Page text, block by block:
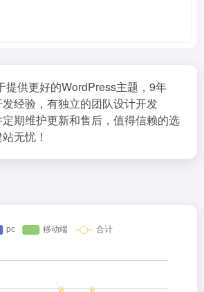
提供更好的WordPress主题，9年
经验，有独立的团队设计开发
期维护更新和售后，值得信赖的选
无忧！